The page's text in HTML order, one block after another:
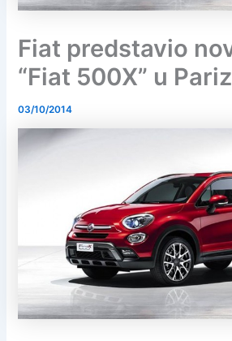
Fiat predstavio
“Fiat 500X” u
03/10/2014